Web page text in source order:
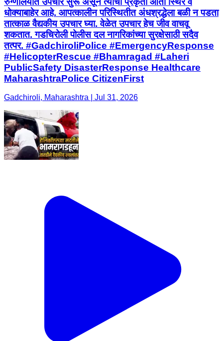
धोक्याबाहेर आहे. आपत्कालीन परिस्थितीत अंधश्रद्धेला बळी न पडता
तात्काळ वैद्यकीय उपचार घ्या. वेळेत उपचार हेच जीव वाचवू
शकतात. गडचिरोली पोलीस दल नागरिकांच्या सुरक्षेसाठी सदैव
तत्पर. #GadchiroliPolice #EmergencyResponse
#HelicopterRescue #Bhamragad #Laheri
PublicSafety DisasterResponse Healthcare
MaharashtraPolice CitizenFirst
Gadchiroli, Maharashtra | Jul 31, 2026